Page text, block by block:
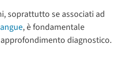
soprattutto se associati ad
, è fondamentale
diagnostico.